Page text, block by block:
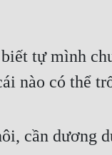
tự mình
nào có thể
cần dương